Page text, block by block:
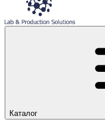
Каталог